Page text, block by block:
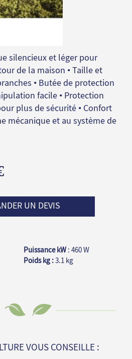
silencieux et léger pour
de la maison • Taille et
• Butée de protection
facile • Protection
plus de sécurité • Confort
mécanique et au système de
UN DEVIS
Puissance kW: 460 W
Poids kg :3.1 kg
VOUS CONSEILLE :